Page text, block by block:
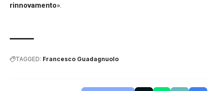
rinnovamento».
TAGGED: Francesco Guadagnuolo